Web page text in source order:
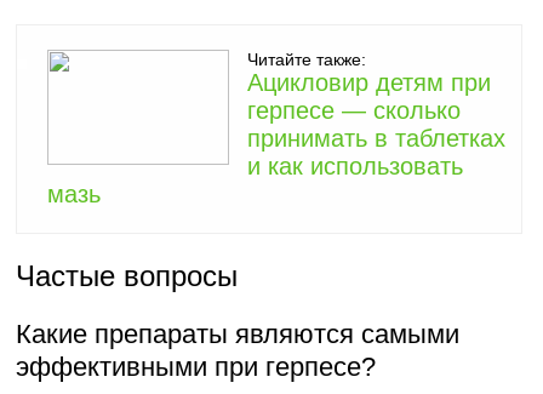
Читайте также:
Ацикловир детям при
герпесе — сколько
принимать в таблетках
и как использовать
мазь
Частые вопросы
Какие препараты являются самыми
эффективными при герпесе?